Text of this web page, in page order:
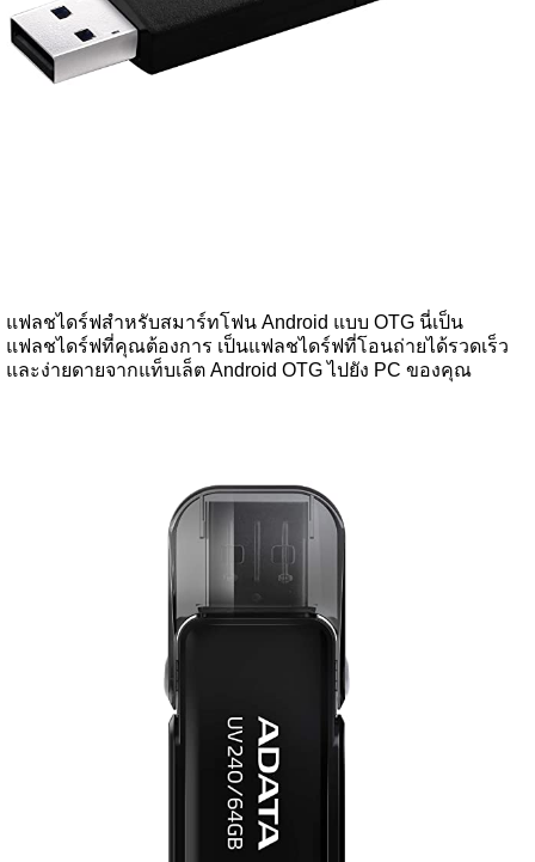
แฟลชไดร์ฟสำหรับสมาร์ทโฟน Android แบบ OTG นี่เป็น
แฟลชไดร์ฟที่คุณต้องการ เป็นแฟลชไดร์ฟที่โอนถ่ายได้รวดเร็ว
และง่ายดายจากแท็บเล็ต Android OTG ไปยัง PC ของคุณ